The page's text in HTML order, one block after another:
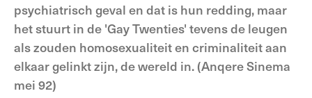
psychiatrisch geval en dat is hun redding, maar
het stuurt in de 'Gay Twenties' tevens de leugen
als zouden homosexualiteit en criminaliteit aan
elkaar gelinkt zijn, de wereld in. (Anqere Sinema
mei 92)